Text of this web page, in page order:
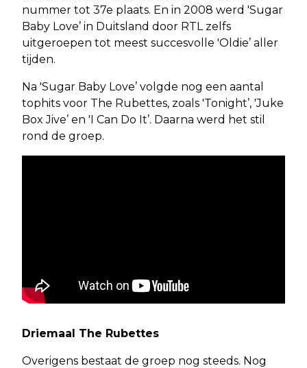
nummer tot 37e plaats. En in 2008 werd 'Sugar
Baby Love’ in Duitsland door RTL zelfs
uitgeroepen tot meest succesvolle 'Oldie’ aller
tijden.
Na 'Sugar Baby Love’ volgde nog een aantal
tophits voor The Rubettes, zoals 'Tonight’, 'Juke
Box Jive’ en 'I Can Do It’. Daarna werd het stil
rond de groep.
Driemaal The Rubettes
Overigens bestaat de groep nog steeds. Nog